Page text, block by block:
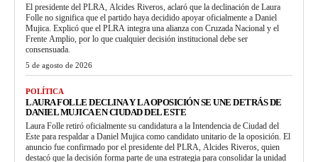
El presidente del PLRA, Alcides Riveros, aclaró que la declinación de Laura
Folle no significa que el partido haya decidido apoyar oficialmente a Daniel
Mujica. Explicó que el PLRA integra una alianza con Cruzada Nacional y el
Frente Amplio, por lo que cualquier decisión institucional debe ser
consensuada.
5 de agosto de 2026
POLÍTICA
LAURA FOLLE DECLINA Y LA OPOSICIÓN SE UNE DETRÁS DE
DANIEL MUJICA EN CIUDAD DEL ESTE
Laura Folle retiró oficialmente su candidatura a la Intendencia de Ciudad del
Este para respaldar a Daniel Mujica como candidato unitario de la oposición. El
anuncio fue confirmado por el presidente del PLRA, Alcides Riveros, quien
destacó que la decisión forma parte de una estrategia para consolidar la unidad